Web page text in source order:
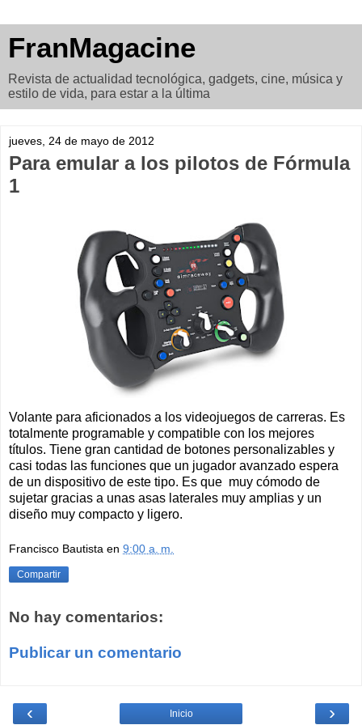
FranMagacine
Revista de actualidad tecnológica, gadgets, cine, música y
estilo de vida, para estar a la última
jueves, 24 de mayo de 2012
Para emular a los pilotos de Fórmula
1
Volante para aficionados a los videojuegos de carreras. Es
totalmente programable y compatible con los mejores
títulos. Tiene gran cantidad de botones personalizables y
casi todas las funciones que un jugador avanzado espera
de un dispositivo de este tipo. Es que muy cómodo de
sujetar gracias a unas asas laterales muy amplias y un
diseño muy compacto y ligero.
Francisco Bautista en 9:00 a. m.
Compartir
No hay comentarios:
Publicar un comentario
‹ ›
Inicio